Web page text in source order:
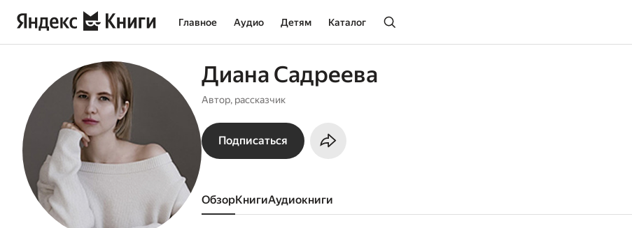
Главное Аудио Детям Каталог
Диана Садреева
Автор, рассказчик
Подписаться
Обзор книги аудиокниги